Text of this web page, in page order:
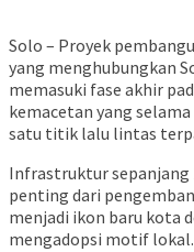
Solo – Proyek
yang menghubungkan
memasuki fase akhir
kemacetan yang
satu titik lalu lintas
Infrastruktur sepanjang
penting dari
menjadi ikon baru kota
mengadopsi motif lokal.